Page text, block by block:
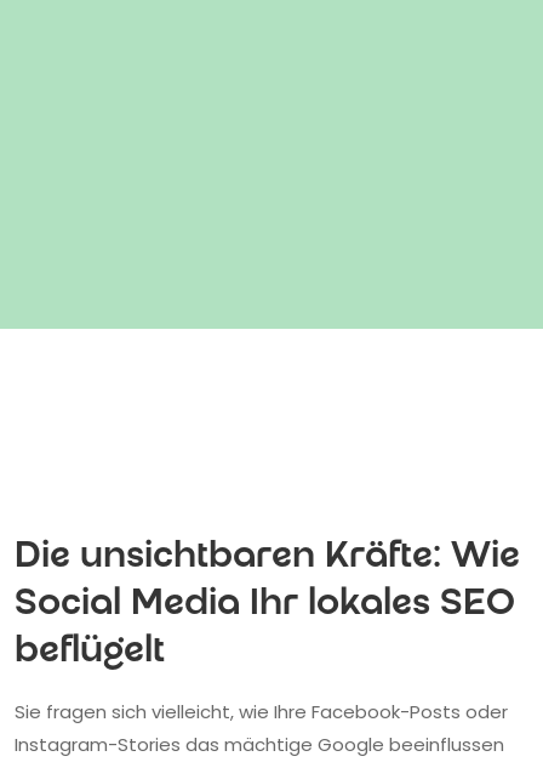
Die unsichtbaren Kräfte: Wie
Social Media Ihr lokales SEO
beflügelt
Sie fragen sich vielleicht, wie Ihre Facebook-Posts oder
Instagram-Stories das mächtige Google beeinflussen